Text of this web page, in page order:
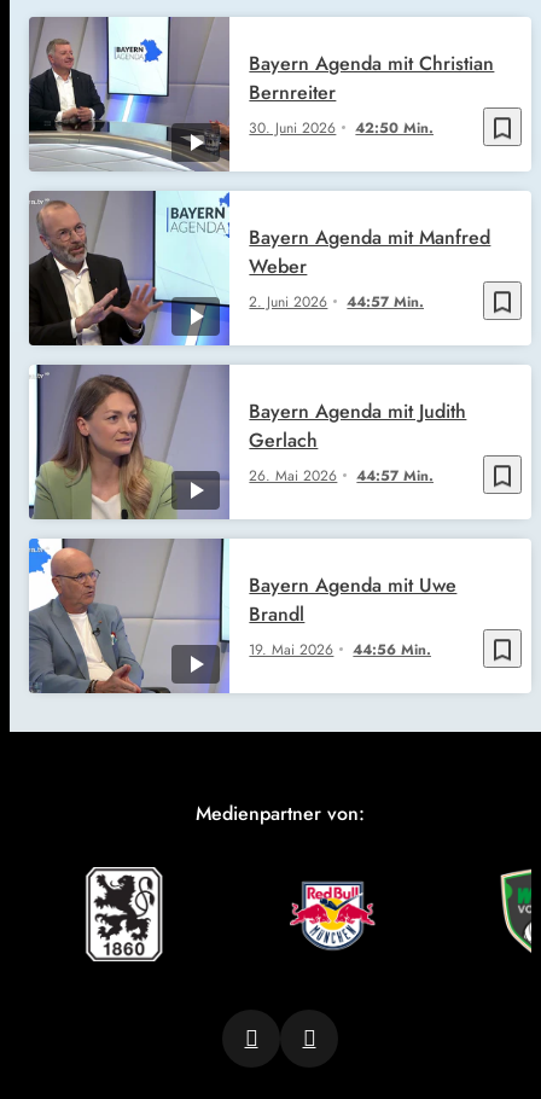
bookmark_border
30. Juni 2026 42:50 Min.
Bayern Agenda mit Christian
Bernreiter
bookmark_border
2. Juni 2026 44:57 Min.
Bayern Agenda mit Manfred
Weber
bookmark_border
26. Mai 2026 44:57 Min.
Bayern Agenda mit Judith
Gerlach
bookmark_border
19. Mai 2026 44:56 Min.
Bayern Agenda mit Uwe
Brandl
Medienpartner von: